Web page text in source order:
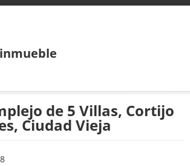
de 5 Villas, Cortijo
Ciudad Vieja